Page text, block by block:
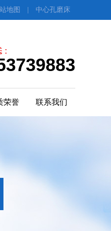
地图 中心孔磨床
荣誉 联系我们